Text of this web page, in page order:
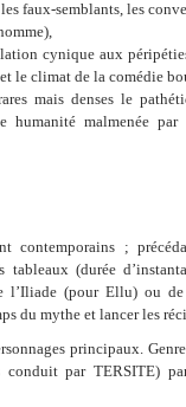
faux-semblants, les
cynique aux
le climat de la comédie
mais denses le
humanité malmenée
contemporains ;
(durée
l’Iliade (pour Ellu) ou
du mythe et lancer les
principaux.
conduit par TERSITE)